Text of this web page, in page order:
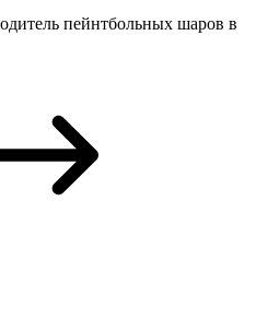
пейнтбольных шаров в